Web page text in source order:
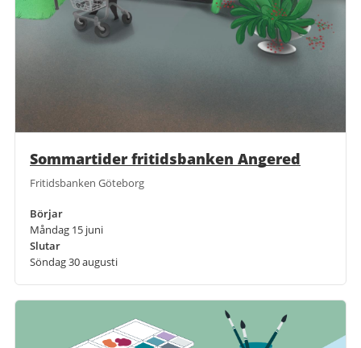
Sommartider fritidsbanken Angered
Fritidsbanken Göteborg
Börjar
Måndag 15 juni
Slutar
Söndag 30 augusti